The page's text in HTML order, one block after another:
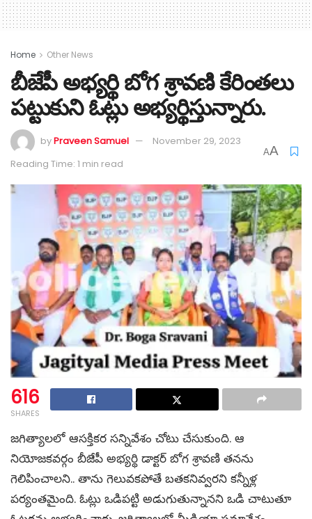
Home Other News
బీజేపీ అభ్యర్థి బోగ శ్రావణి కేరింతలు
పట్టుకుని ఓట్లు అభ్యర్థిస్తున్నారు.
byPraveen Samuel
November 29, 2023
Reading Time: 1 min read
AA
616
SHARES
జగిత్యాలలో ఆసక్తికర సన్నివేశం చోటు చేసుకుంది. ఆ
నియోజకవర్గం బీజేపీ అభ్యర్థి డాక్టర్‌ బోగ శ్రావణి తనను
గెలిపించాలని.. తాను గెలువకపోతే బతకనివ్వరని కన్నీళ్ల
పర్యంతమైంది. ఓట్లు ఒడిపట్టి అడుగుతున్నానని ఒడి చాటుతూ